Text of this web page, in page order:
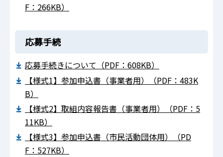
F：266KB）
応募手続
応募手続きについて（PDF：608KB）
【様式1】参加申込書（事業者用）（PDF：483K
B）
【様式2】取組内容報告書（事業者用）（PDF：5
11KB）
【様式3】参加申込書（市民活動団体用）（PD
F：527KB）